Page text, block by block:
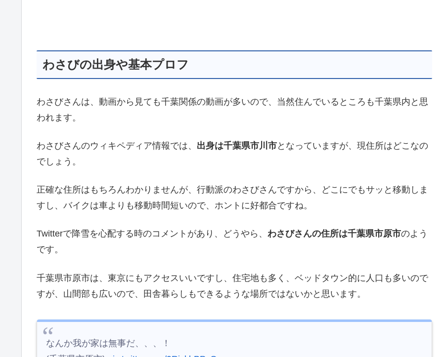
わさびの出身や基本プロフ
わさびさんは、動画から見ても千葉関係の動画が多いので、当然住んでいるところも千葉県内と思
われます。
わさびさんのウィキペディア情報では、 出身は千葉県市川市となっていますが、現住所はどこなの
でしょう。
正確な住所はもちろんわかりませんが、行動派のわさびさんですから、どこにでもサッと移動しま
すし、バイクは車よりも移動時間短いので、ホントに好都合ですね。
Twitterで降雪を心配する時のコメントがあり、どうやら、 わさびさんの住所は千葉県市原市のよう
です。
千葉県市原市は、東京にもアクセスいいですし、住宅地も多く、ベッドタウン的に人口も多いので
すが、山間部も広いので、田舎暮らしもできるような場所ではないかと思います。
なんか我が家は無事だ、、、！